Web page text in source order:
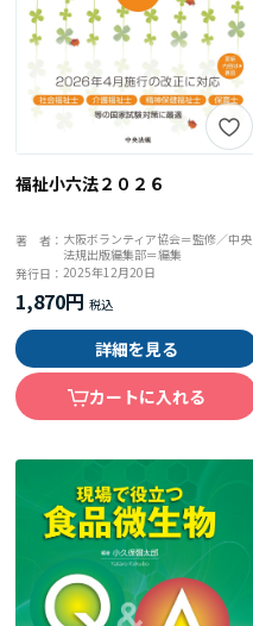
福祉小六法２０２６
著 者： 大阪ボランティア協会＝監修／中央
法規出版編集部＝編集
発行日：2025年12月20日
1,870円
詳細を見る
カートに入れる